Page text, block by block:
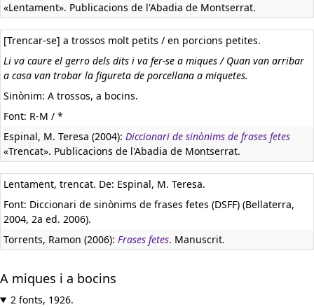
«Lentament». Publicacions de l'Abadia de Montserrat.
[Trencar-se] a trossos molt petits / en porcions petites.
Li va caure el gerro dels dits i va fer-se a miques / Quan van arribar
a casa van trobar la figureta de porcellana a miquetes.
Sinònim: A trossos, a bocins.
Font: R-M / *
Espinal, M. Teresa (2004): Diccionari de sinònims de frases fetes
«Trencat». Publicacions de l'Abadia de Montserrat.
Lentament, trencat. De: Espinal, M. Teresa.
Font: Diccionari de sinònims de frases fetes (DSFF) (Bellaterra,
2004, 2a ed. 2006).
Torrents, Ramon (2006): Frases fetes. Manuscrit.
A miques i a bocins
2 fonts, 1926.